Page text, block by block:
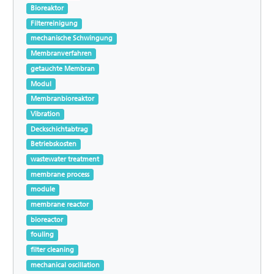
and economically. The effect of the vibrator induced
vibrations was showed satisfactorily and an economical
investigation showed that the application of the vibrator
increased the efficiency of the pilot plant clearly.
Bioreaktor
Filterreinigung
mechanische Schwingung
Membranverfahren
getauchte Membran
Modul
Membranbioreaktor
Vibration
Deckschichtabtrag
Betriebskosten
wastewater treatment
membrane process
module
membrane reactor
bioreactor
fouling
filter cleaning
mechanical oscillation